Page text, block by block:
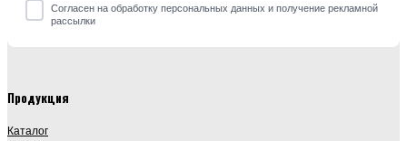
Согласен на обработку персональных данных и получение рекламной
рассылки
Продукция
Каталог